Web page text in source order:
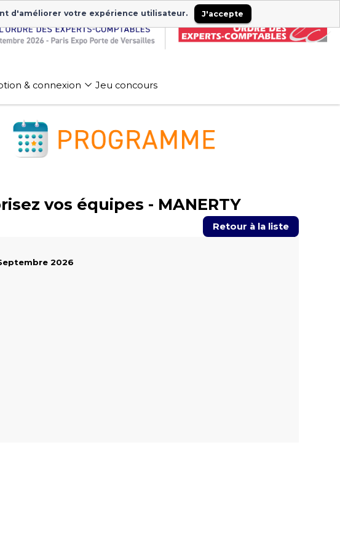
& connexion Jeu concours
vos équipes - MANERTY
Retour à la liste
2026
d'améliorer votre expérience utilisateur. J'accepte